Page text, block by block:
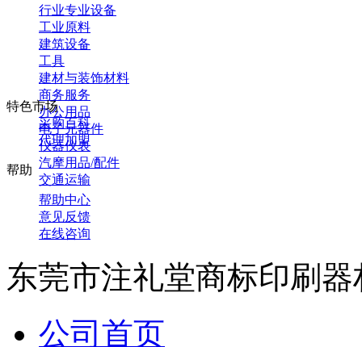
行业专业设备
工业原料
建筑设备
工具
建材与装饰材料
商务服务
办公用品
电子元器件
仪器仪表
汽摩用品/配件
交通运输
特色市场
采购百科
代理加盟
帮助
帮助中心
意见反馈
在线咨询
东莞市注礼堂商标印刷
公司首页